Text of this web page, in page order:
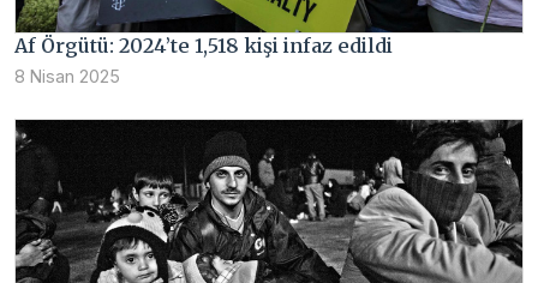
Af Örgütü: 2024’te 1,518 kişi infaz edildi
8 Nisan 2025